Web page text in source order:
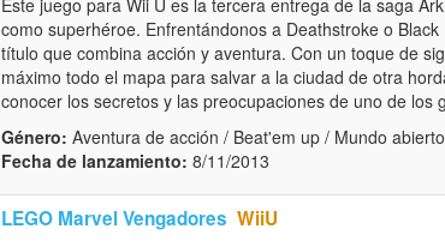
como superhéroe. Enfrentándonos a Deathstroke o
título que combina acción y aventura. Con un toque de
máximo todo el mapa para salvar a la ciudad de otra
conocer los secretos y las preocupaciones de uno de los
Género: Aventura de acción / Beat'em up / Mundo
Fecha de lanzamiento: 8/11/2013
LEGO Marvel Vengadores WiiU